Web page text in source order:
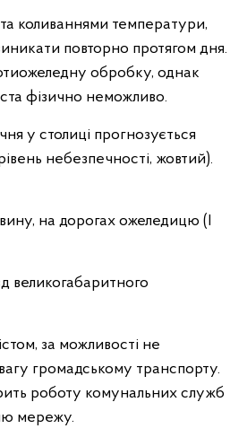
коливаннями температури,
повторно протягом дня.
обробку, однак
фізично неможливо.
у столиці прогнозується
небезпечності, жовтий).
на дорогах ожеледицю (I
великогабаритного
за можливості не
громадському транспорту.
роботу комунальних служб
мережу.